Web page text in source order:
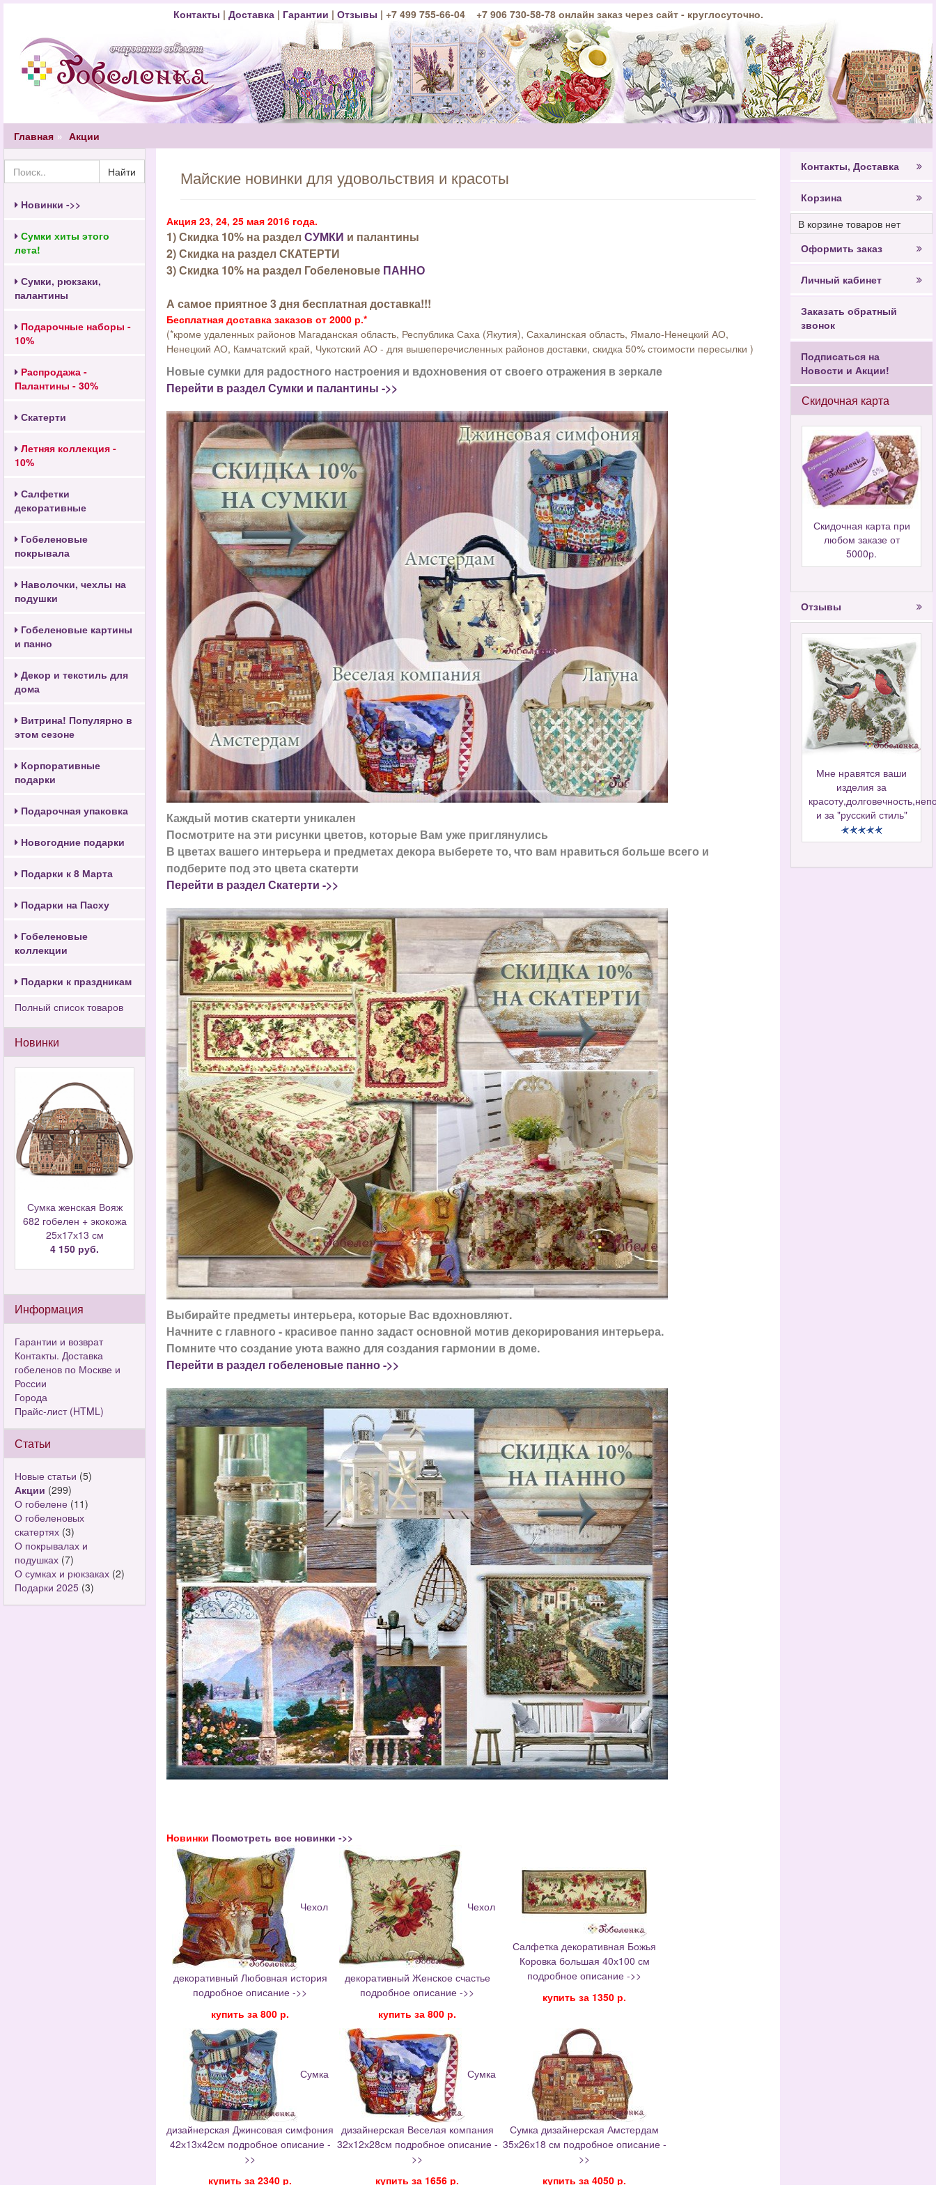
Контакты | Доставка| Гарантии | Отзывы | +7 499 755-66-04 +7 906 730-58-78 онлайн заказ через сайт - круглосуточно.
Главная Акции
Найти
Новинки ->>
Сумки хиты этого
лета!
Сумки, рюкзаки,
палантины
Подарочные наборы -
10%
Распродажа -
Палантины - 30%
Скатерти
Летняя коллекция -
10%
Салфетки
декоративные
Гобеленовые
покрывала
Наволочки, чехлы на
подушки
Гобеленовые картины
и панно
Декор и текстиль для
дома
Витрина! Популярно в
этом сезоне
Корпоративные
подарки
Подарочная упаковка
Новогодние подарки
Подарки к 8 Марта
Подарки на Пасху
Гобеленовые
коллекции
Подарки к праздникам
Полный список товаров
Новинки
Сумка женская Вояж
682 гобелен + экокожа
25х17х13 см
4 150 руб.
Информация
Гарантии и возврат
Контакты. Доставка
гобеленов по Москве и
России
Города
Прайс-лист (HTML)
Статьи
Новые статьи (5)
Акции (299)
О гобелене (11)
О гобеленовых
скатертях (3)
О покрывалах и
подушках (7)
О сумках и рюкзаках (2)
Подарки 2025 (3)
Майские новинки для удовольствия и красоты
Акция 23, 24, 25 мая 2016 года.
1) Скидка 10% на раздел СУМКИ и палантины
2) Скидка на раздел СКАТЕРТИ
3) Скидка 10% на раздел Гобеленовые ПАННО
А самое приятное 3 днябесплатная доставка!!!
Бесплатная доставка заказов от 2000 р.*
(*кроме удаленных районов Магаданская область, Республика Саха (Якутия), Сахалинская область, Ямало-Ненецкий АО,
Ненецкий АО, Камчатский край, Чукотский АО - для вышеперечисленных районов доставки, скидка 50% стоимости пересылки )
Новые сумки для радостного настроения и вдохновения от своего отражения в зеркале
Перейти в раздел Сумки и палантины ->>
Каждый мотив скатерти уникален
Посмотрите на эти рисунки цветов, которые Вам уже приглянулись
В цветах вашего интерьера и предметах декора выберете то, что вам нравиться больше всего и
подберите под это цвета скатерти
Перейти в раздел Скатерти ->>
Выбирайте предметы интерьера, которые Вас вдохновляют.
Начните с главного - красивое панно задаст основной мотив декорирования интерьера.
Помните что создание уюта важно для создания гармонии в доме.
Перейти в раздел гобеленовые панно ->>
Новинки Посмотреть все новинки ->>
Чехол
декоративный Любовная история
подробное описание ->>
купить за 800 р.
Чехол
декоративный Женское счастье
подробное описание ->>
купить за 800 р.
Салфетка декоративная Божья
Коровка большая 40х100 см
подробное описание ->>
купить за 1350 р.
Сумка
дизайнерская Джинсовая симфония
42х13х42см подробное описание -
>>
купить за 2340 р.
Сумка
дизайнерская Веселая компания
32х12х28см подробное описание -
>>
купить за 1656 р.
Сумка дизайнерская Амстердам
35х26х18 см подробное описание -
>>
купить за 4050 р.
Контакты, Доставка
Корзина
В корзине товаров нет
Оформить заказ
Личный кабинет
Заказать обратный
звонок
Подписаться на
Новости и Акции!
Скидочная карта
Скидочная карта при
любом заказе от
5000р.
Отзывы
Мне нравятся ваши
изделия за
и за "русский стиль"